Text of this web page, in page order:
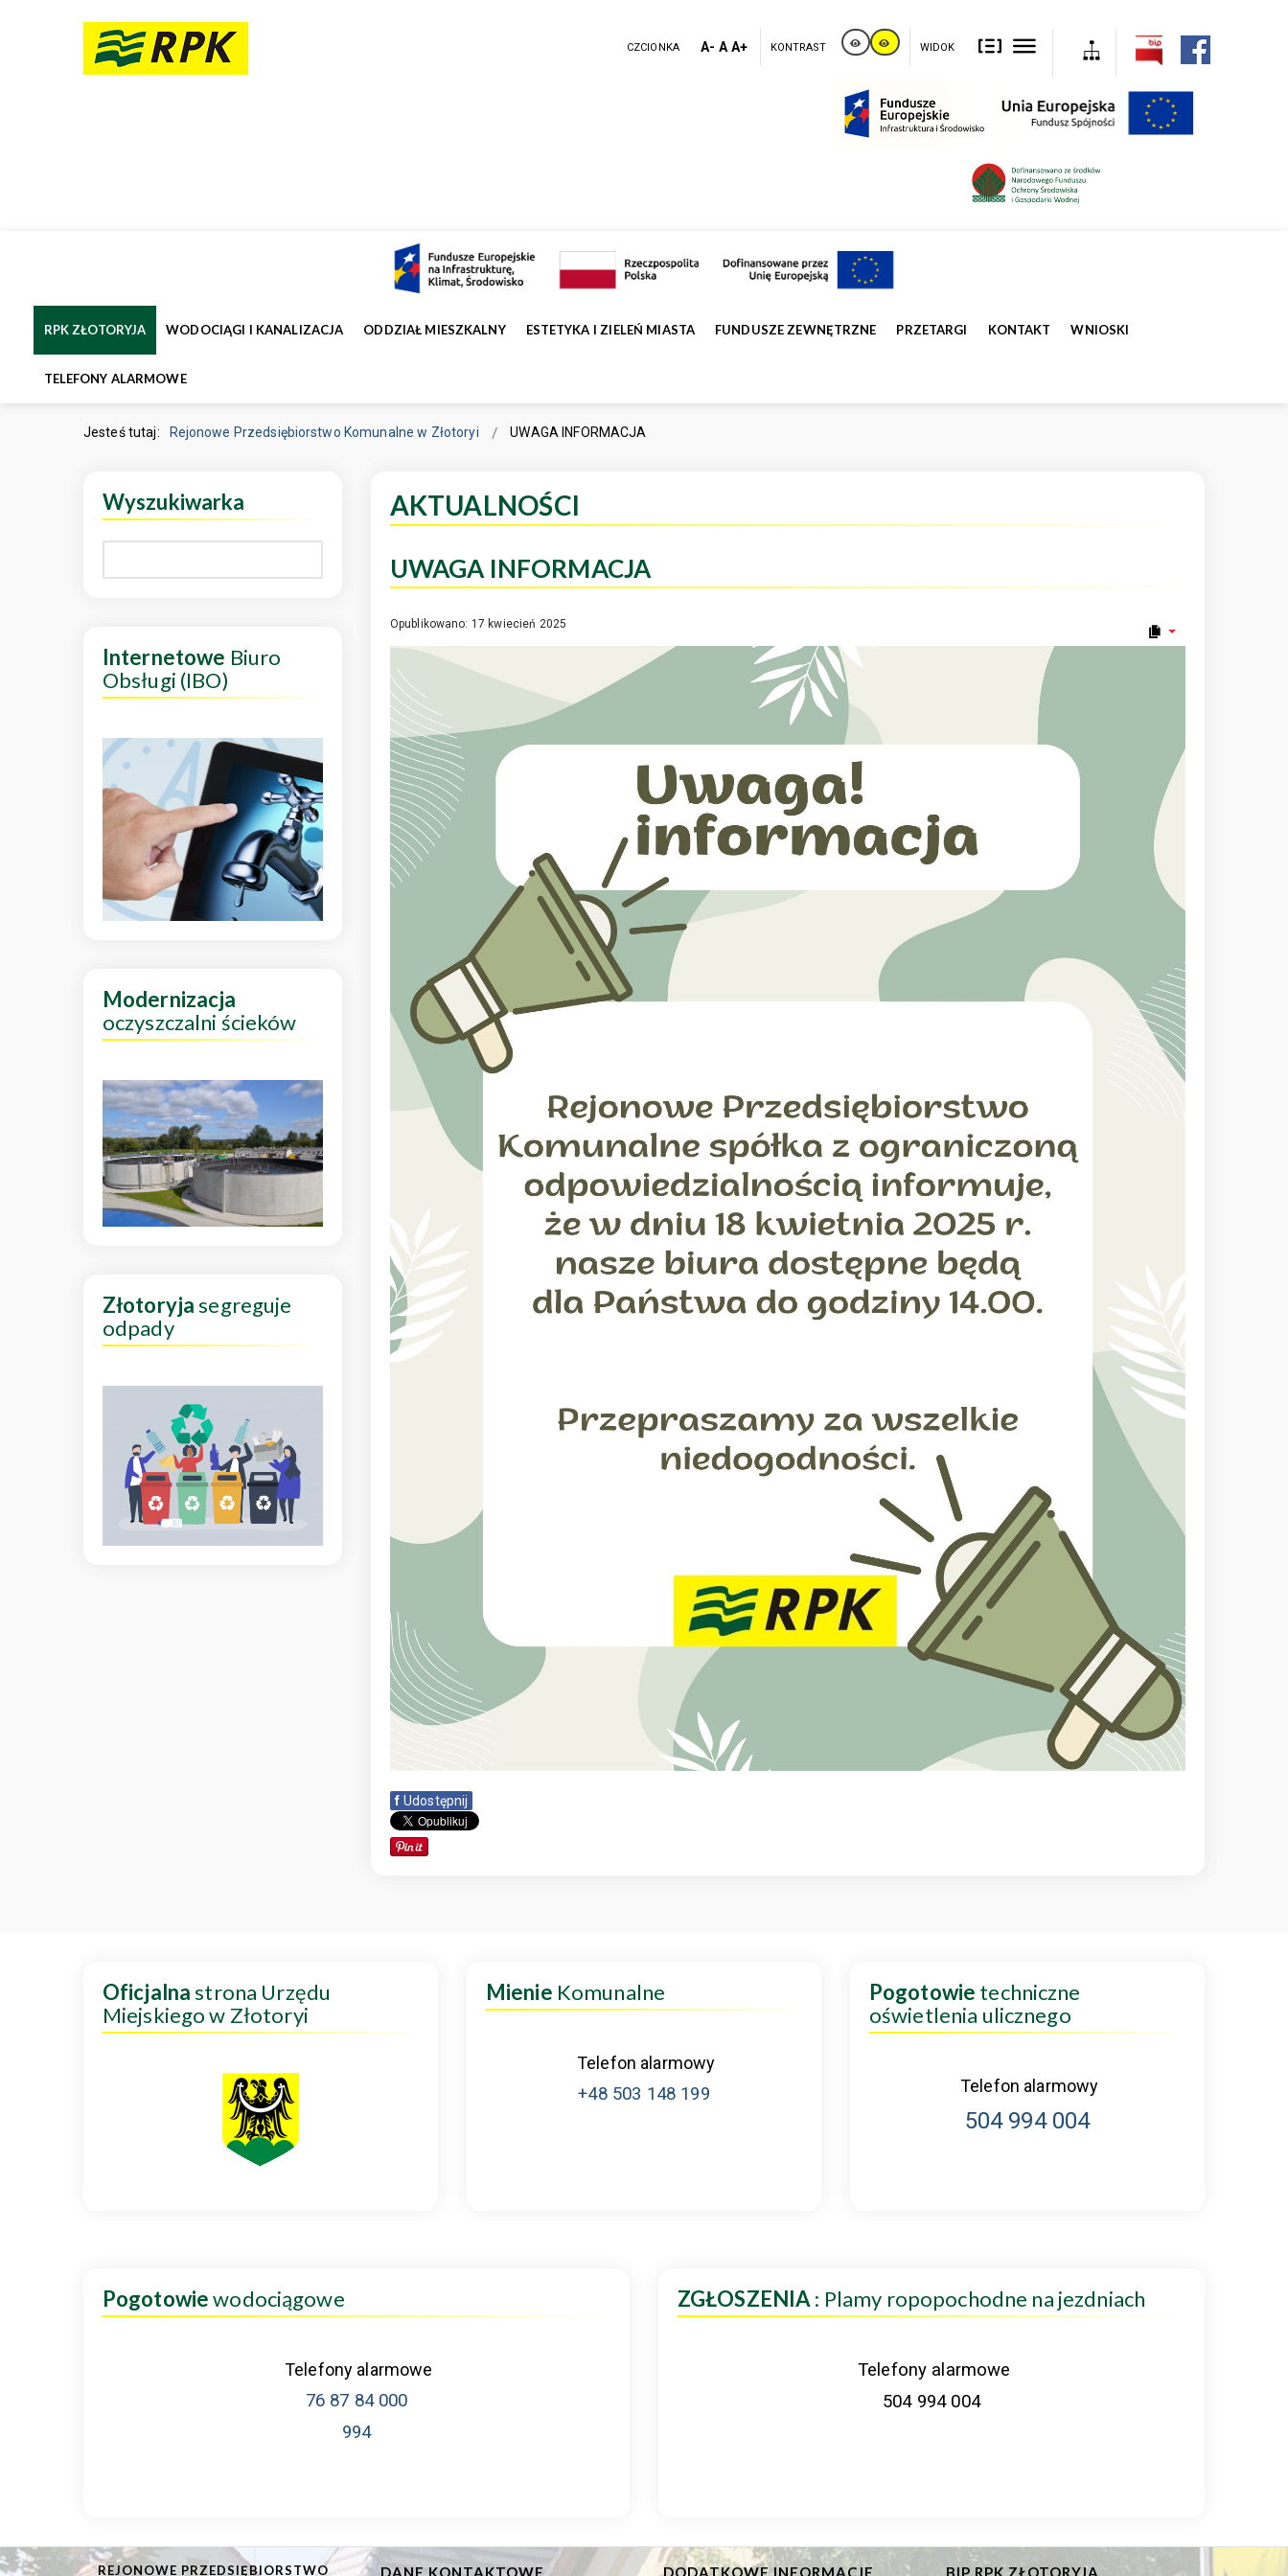
CZCIONKA A- A A+ KONTRAST WIDOK
RPK ZŁOTORYJA WODOCIĄGI I KANALIZACJA ODDZIAŁ MIESZKALNY ESTETYKA I ZIELEŃ MIASTA FUNDUSZE ZEWNĘTRZNE PRZETARGI KONTAKT WNIOSKI
TELEFONY ALARMOWE
Jesteś tutaj: Rejonowe Przedsiębiorstwo Komunalne w Złotoryi UWAGA INFORMACJA
AKTUALNOŚCI
UWAGA INFORMACJA
Opublikowano: 17 kwiecień 2025
f Udostępnij
Wyszukiwarka
Internetowe Biuro
Obsługi (IBO)
Modernizacja
oczyszczalni ścieków
Złotoryjasegreguje
odpady
Oficjalnastrona Urzędu
Miejskiego w Złotoryi
Mienie Komunalne
Telefon alarmowy
+48 503 148 199
Pogotowie techniczne
oświetlenia ulicznego
Telefon alarmowy
504 994 004
Pogotowiewodociągowe
Telefony alarmowe
76 87 84 000
994
ZGŁOSZENIA: Plamy ropopochodne na jezdniach
Telefony alarmowe
504 994 004
REJONOWE PRZEDSIĘBIORSTWO